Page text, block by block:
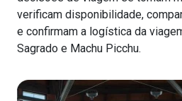
verificam disponibilidade,
e confirmam a logística da
Sagrado e Machu Picchu.